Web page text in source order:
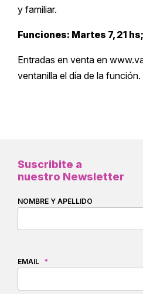
y familiar.
Funciones: Martes 7, 21
Entradas en venta en
ventanilla el día de la función.
Suscribite a
nuestro Newsletter
NOMBRE Y APELLIDO
EMAIL *